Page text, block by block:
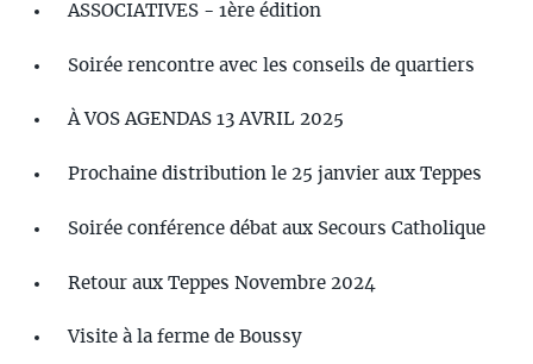
ASSOCIATIVES - 1ère édition
Soirée rencontre avec les conseils de quartiers
À VOS AGENDAS 13 AVRIL 2025
Prochaine distribution le 25 janvier aux Teppes
Soirée conférence débat aux Secours Catholique
Retour aux Teppes Novembre 2024
Visite à la ferme de Boussy